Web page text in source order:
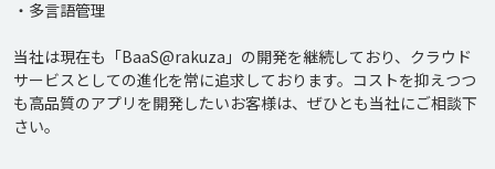
・多言語管理
当社は現在も「BaaS@rakuza」の開発を継続しており、クラウド
サービスとしての進化を常に追求しております。コストを抑えつつ
も高品質のアプリを開発したいお客様は、ぜひとも当社にご相談下